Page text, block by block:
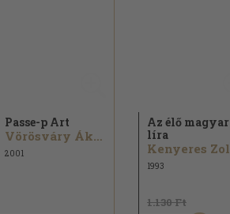
Passe-p Art
Vörösváry Ákos...
2001
Az élő magyar
líra
1993
1.130 Ft